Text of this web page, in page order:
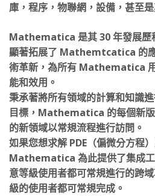
庫，程序，物聯網，設備，甚至
Mathematica 是其 30 年發展歷
顯著拓展了 Mathemtcatica 的
術革新，為所有 Mathematica
能和效用。
秉承著將所有領域的計算和知識
目標，Mathematica 的每個新
的新領域以常規流程進行訪問。
如果您想求解 PDE（偏微分方程
Mathematica 為此提供了集成
意等級使用者都可常規進行的跨
級的使用者都可常規完成。